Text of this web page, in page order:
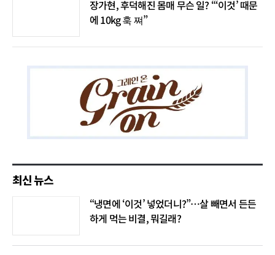
장가현, 후덕해진 몸매 무슨 일? “‘이것’ 때문
에 10kg 훅 쪄”
최신 뉴스
“냉면에 ‘이것’ 넣었더니?”…살 빼면서 든든
하게 먹는 비결, 뭐길래?